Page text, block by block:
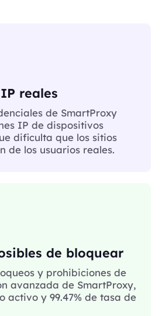
reales
de SmartProxy
IP de dispositivos
dificulta que los sitios
de los usuarios reales.
de bloquear
y prohibiciones de
avanzada de SmartProxy,
activo y 99.47% de tasa de